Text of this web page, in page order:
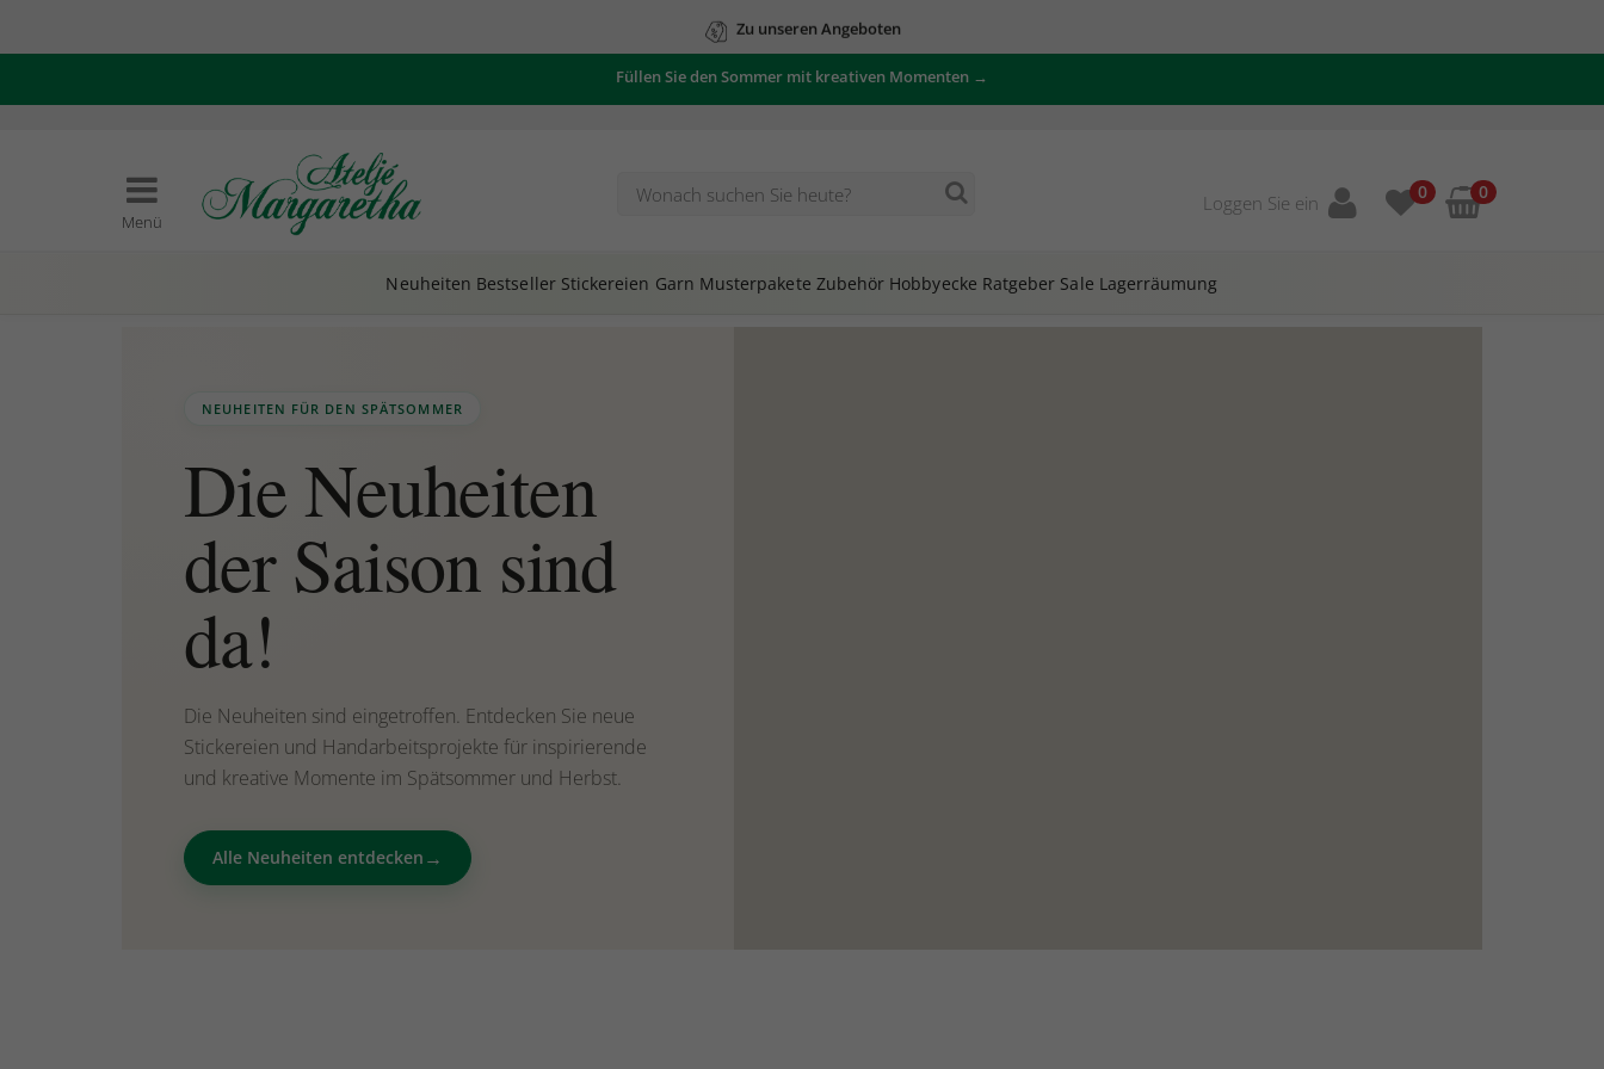
Zu unseren Angeboten
Füllen Sie den Sommer mit kreativen Momenten →
Menü
Loggen Sie ein 0 0
Neuheiten Bestseller Stickereien Garn Musterpakete Zubehör Hobbyecke Ratgeber Sale Lagerräumung
NEUHEITEN FÜR DEN SPÄTSOMMER
Die Neuheiten
der Saison sind
da!
Die Neuheiten sind eingetroffen. Entdecken Sie neue
Stickereien und Handarbeitsprojekte für inspirierende
und kreative Momente im Spätsommer und Herbst.
Alle Neuheiten entdecken →